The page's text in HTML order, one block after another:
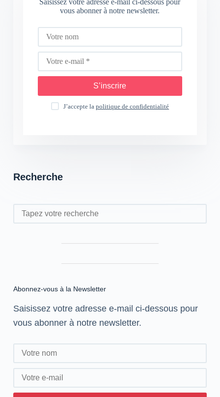
vous abonner à notre newsletter.
S’inscrire
J’accepte lapolitique de confidentialité
Recherche
Rechercher
Abonnez-vous à la Newsletter
Saisissez votre adresse e-mail ci-dessous pour
vous abonner à notre newsletter.